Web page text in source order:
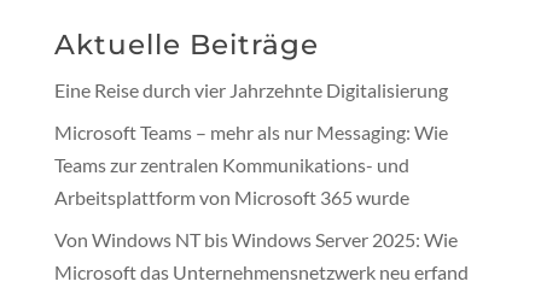
Aktuelle Beiträge
Eine Reise durch vier Jahrzehnte Digitalisierung
Microsoft Teams – mehr als nur Messaging: Wie
Teams zur zentralen Kommunikations- und
Arbeitsplattform von Microsoft 365 wurde
Von Windows NT bis Windows Server 2025: Wie
Microsoft das Unternehmensnetzwerk neu erfand